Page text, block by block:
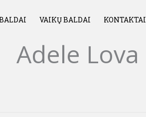
VAIKŲ BALDAI KONTAKTAI
Adele Lova